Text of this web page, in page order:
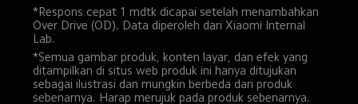
*Respons cepat 1 mdtk dicapai setelah menambahkan
Over Drive (OD). Data diperoleh dari Xiaomi Internal
Lab.
*Semua gambar produk, konten layar, dan efek yang
ditampilkan di situs web produk ini hanya ditujukan
sebagai ilustrasi dan mungkin berbeda dari produk
sebenarnya. Harap merujuk pada produk sebenarnya.